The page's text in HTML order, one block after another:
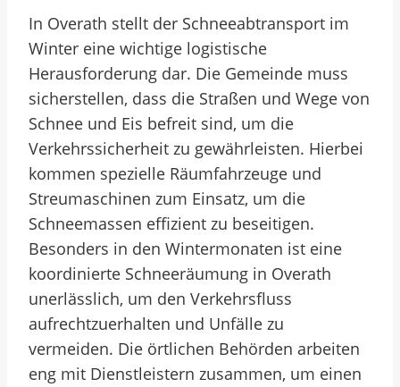
In Overath stellt der Schneeabtransport im
Winter eine wichtige logistische
Herausforderung dar. Die Gemeinde muss
sicherstellen, dass die Straßen und Wege von
Schnee und Eis befreit sind, um die
Verkehrssicherheit zu gewährleisten. Hierbei
kommen spezielle Räumfahrzeuge und
Streumaschinen zum Einsatz, um die
Schneemassen effizient zu beseitigen.
Besonders in den Wintermonaten ist eine
koordinierte Schneeräumung in Overath
unerlässlich, um den Verkehrsfluss
aufrechtzuerhalten und Unfälle zu
vermeiden. Die örtlichen Behörden arbeiten
eng mit Dienstleistern zusammen, um einen